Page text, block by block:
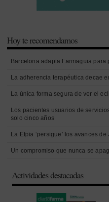
Hoy te recomendamos
Barcelona adapta Farmaguia
La adherencia terapéutica decae
La única forma segura de ver el
Los pacientes usuarios de
solo cinco años
La Efpia ‘persigue’ los avances
Un compromiso que nunca se
Actividades destacadas